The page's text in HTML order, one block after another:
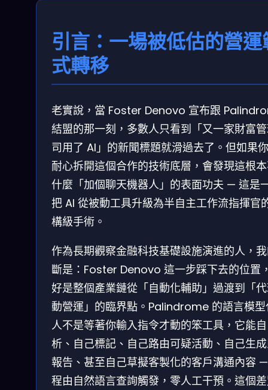
引言：一場被低估的營運
式轉移
老實說，當 Foster Denovo 宣布跟
結盟的那一刻，多數人只看到「又一家財富
司用了 AI」的新聞標題就滑過去了。但如果
耐心拆開這個合作的技術底層，會發現這根
什麼「加個聊天機器人」的表面功夫 — 這是
把 AI 從被動工具升級為半自主工作流指揮官
構級手術。
作為長期觀察金融科技基礎設施演進的人，
斷是：Foster Denovo 這一步踩下去的位置
好是整個產業鏈從「自動化輔助」過渡到「
動營運」的臨界點。Palindrome 的語言模型
人不是等著你輸入指令才動的笨工具，它能
析、自己標記、自己路由可疑活動、自己生
報告、甚至自己草擬客製化的客戶溝通內容
程由自然語言查詢觸發，零人工干預。這個